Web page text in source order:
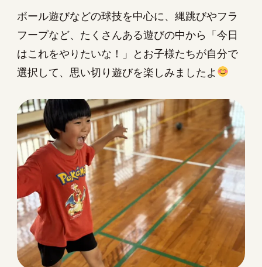
ボール遊びなどの球技を中心に、縄跳びやフラ
フープなど、たくさんある遊びの中から「今日
はこれをやりたいな！」とお子様たちが自分で
選択して、思い切り遊びを楽しみましたよ